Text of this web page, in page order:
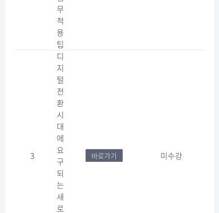
무
적
용
팁
3
디
지
털
전
환
시
대
에
요
구
되
는
새
로
바로가기 미수강